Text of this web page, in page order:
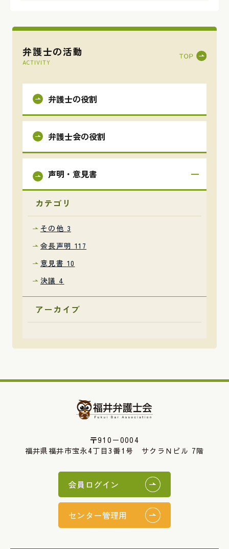
弁護士の活動
ACTIVITY
弁護士の役割
弁護士会の役割
声明・意見書
カテゴリ
その他 3
会長声明 117
意見書 10
決議 4
アーカイブ
〒910－0004
福井県福井市宝永4丁目3番1号 サクラＮビル 7階
会員ログイン
センター管理用